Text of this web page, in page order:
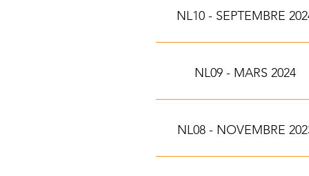
NL10 - SEPTEMBRE
NL09 - MARS 2024
NL08 - NOVEMBRE